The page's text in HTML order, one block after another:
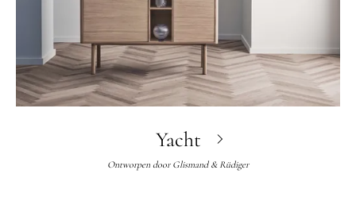
Yacht
Ontworpen door Glismand & Rüdiger